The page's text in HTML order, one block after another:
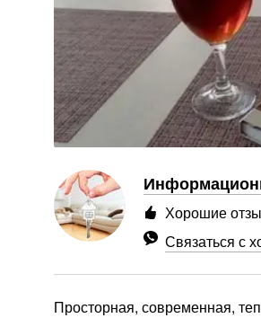
Связаться с
Хорошие
Просторная, современная,